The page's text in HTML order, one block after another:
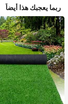
ربما يعجبك هذا أيضاً